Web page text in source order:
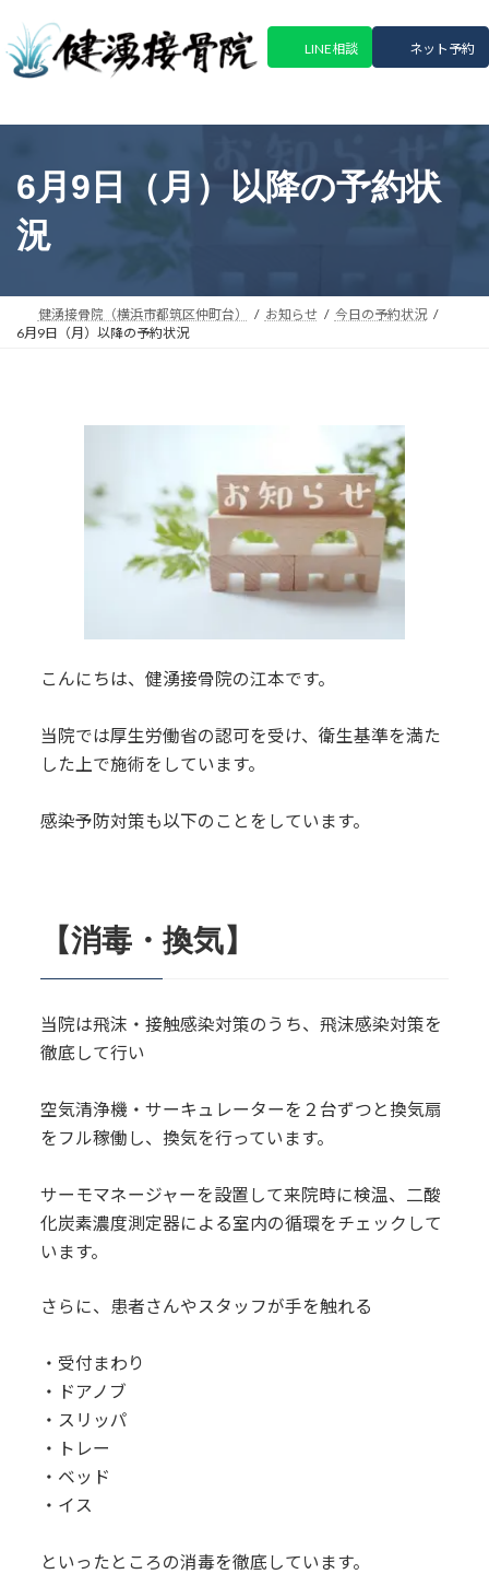
テ
ゲ
LINE相談 ネット予約
6月9日（月）以降の予約状
況
健湧接骨院（横浜市都筑区仲町台） お知らせ
今日の予約状況
6月9日（月）以降の予約状況
こんにちは、健湧接骨院の江本です。
当院では厚生労働省の認可を受け、衛生基準を満た
した上で施術をしています。
感染予防対策も以下のことをしています。
【消毒・換気】
当院は飛沫・接触感染対策のうち、飛沫感染対策を
徹底して行い
空気清浄機・サーキュレーターを２台ずつと換気扇
をフル稼働し、換気を行っています。
サーモマネージャーを設置して来院時に検温、二酸
化炭素濃度測定器による室内の循環をチェックして
います。
さらに、患者さんやスタッフが手を触れる
・受付まわり
・ドアノブ
・スリッパ
・トレー
・ベッド
・イス
といったところの消毒を徹底しています。